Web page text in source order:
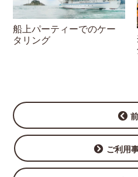
船上パーティーでのケー
タリング
ご利用